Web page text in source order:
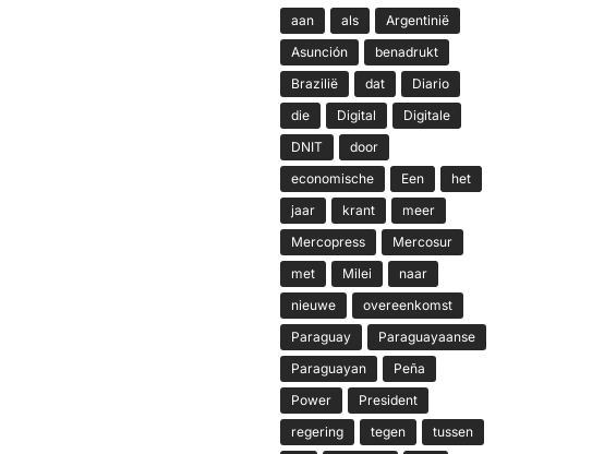
aan als
Argentinië
Asunción
benadrukt
Brazilië
dat
Diario
die
Digital
Digitale
DNIT
door
economische
Een
het
jaar
krant
meer
Mercopress
Mercosur
met
Milei
naar
nieuwe
overeenkomst
Paraguay
Paraguayaanse
Paraguayan
Peña
Power
President
regering
tegen
tussen